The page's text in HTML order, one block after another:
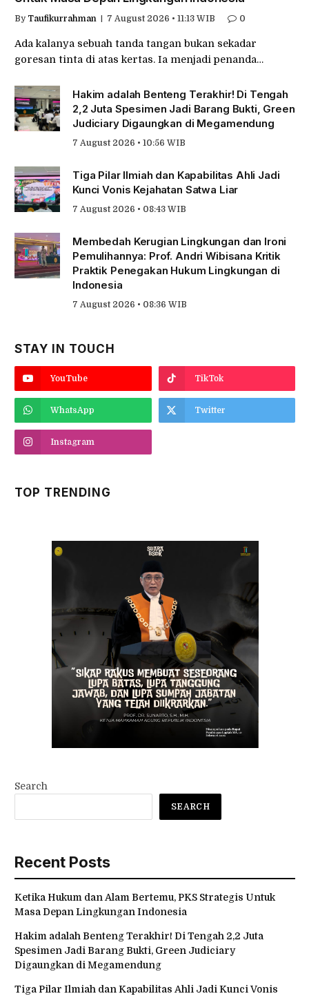
By Taufikurrahman 7 August 2026 • 11:13 WIB 0
Ada kalanya sebuah tanda tangan bukan sekadar
goresan tinta di atas kertas. Ia menjadi penanda…
Hakim adalah Benteng Terakhir! Di Tengah
2,2 Juta Spesimen Jadi Barang Bukti, Green
Judiciary Digaungkan di Megamendung
7 August 2026 • 10:56 WIB
Tiga Pilar Ilmiah dan Kapabilitas Ahli Jadi
Kunci Vonis Kejahatan Satwa Liar
7 August 2026 • 08:43 WIB
Membedah Kerugian Lingkungan dan Ironi
Pemulihannya: Prof. Andri Wibisana Kritik
Praktik Penegakan Hukum Lingkungan di
Indonesia
7 August 2026 • 08:36 WIB
STAY IN TOUCH
YouTube TikTok
WhatsApp Twitter
Instagram
TOP TRENDING
Search
SEARCH
Recent Posts
Ketika Hukum dan Alam Bertemu, PKS Strategis Untuk
Masa Depan Lingkungan Indonesia
Hakim adalah Benteng Terakhir! Di Tengah 2,2 Juta
Spesimen Jadi Barang Bukti, Green Judiciary
Digaungkan di Megamendung
Tiga Pilar Ilmiah dan Kapabilitas Ahli Jadi Kunci Vonis